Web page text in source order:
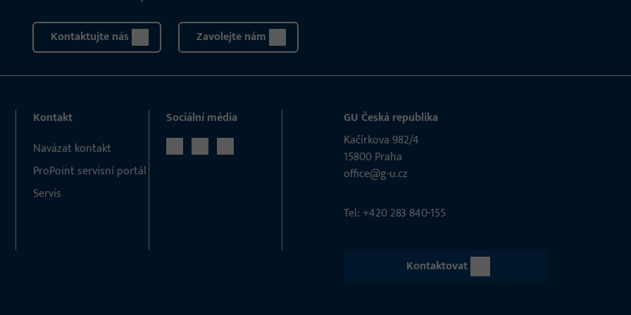
Kontaktujte nás Zavolejte nám
Kontakt
Navázat kontakt
ProPoint servisní portál
Servis
Sociální média
GU Česká republika
Kačírkova 982/4
15800 Praha
office@g-u.cz
Tel: +420 283 840-155
Kontaktovat